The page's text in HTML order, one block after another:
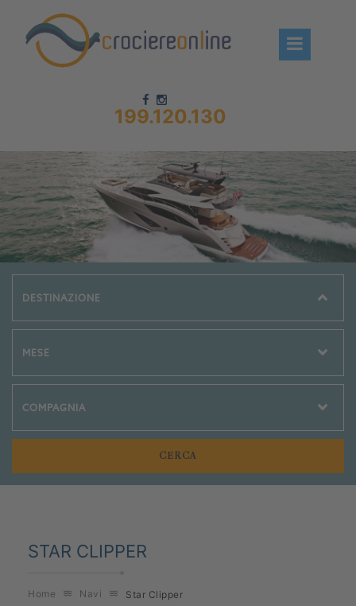
199.120.130
Chi siamo – CrociereOnLine
Destinazioni Crociere
Prenota crociere
News
STAR CLIPPER
Home Navi Star Clipper